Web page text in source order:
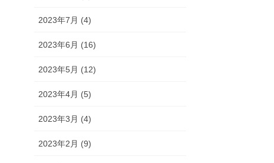
2023年7月 (4)
2023年6月 (16)
2023年5月 (12)
2023年4月 (5)
2023年3月 (4)
2023年2月 (9)